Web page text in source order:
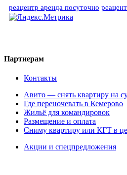
реацентр аренда посуточно
Партнерам
Контакты
Авито — снять квартиру на
Где переночевать в Кемерово
Жильё для командировок
Размещение и оплата
Сниму квартиру или КГТ в
Акции и спецпредложения